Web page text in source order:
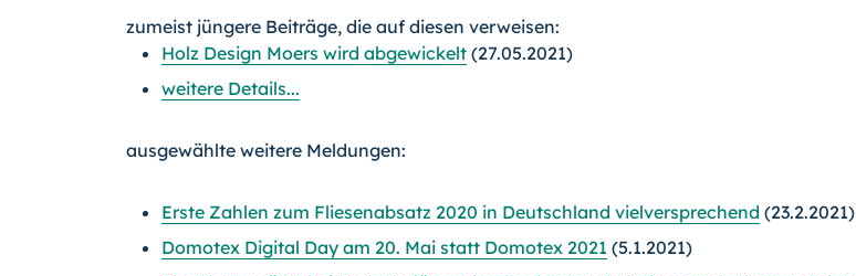
zumeist jüngere Beiträge, die auf diesen verweisen:
Holz Design Moers wird abgewickelt (27.05.2021)
weitere Details...
ausgewählte weitere Meldungen:
Erste Zahlen zum Fliesenabsatz 2020 in Deutschland vielversprechend (23.2.2021)
Domotex Digital Day am 20. Mai statt Domotex 2021 (5.1.2021)